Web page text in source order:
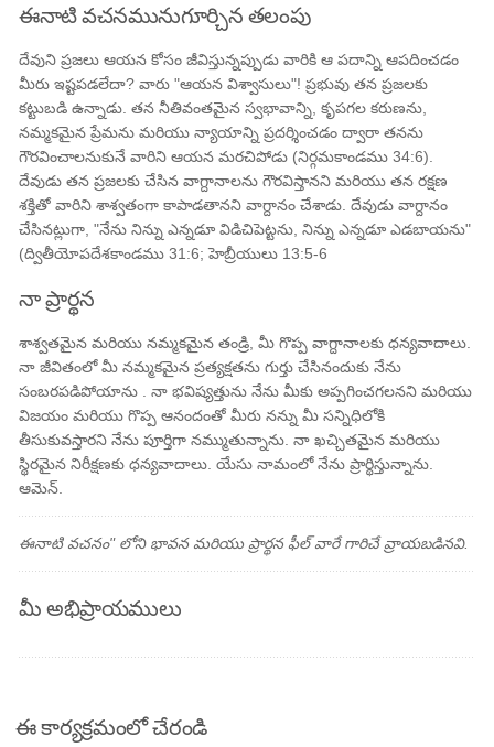
ఈనాటి వచనమునుగూర్చిన తలంపు
దేవుని ప్రజలు ఆయన కోసం జీవిస్తున్నప్పుడు వారికి ఆ పదాన్ని ఆపదించడం
మీరు ఇష్టపడలేదా? వారు "ఆయన విశ్వాసులు"! ప్రభువు తన ప్రజలకు
కట్టుబడి ఉన్నాడు. తన నీతివంతమైన స్వభావాన్ని, కృపగల కరుణను,
నమ్మకమైన ప్రేమను మరియు న్యాయాన్ని ప్రదర్శించడం ద్వారా తనను
గౌరవించాలనుకునే వారిని ఆయన మరచిపోడు (నిర్గమకాండము 34:6).
దేవుడు తన ప్రజలకు చేసిన వాగ్దానాలను గౌరవిస్తానని మరియు తన రక్షణ
శక్తితో వారిని శాశ్వతంగా కాపాడతానని వాగ్దానం చేశాడు. దేవుడు వాగ్దానం
చేసినట్లుగా, "నేను నిన్ను ఎన్నడూ విడిచిపెట్టను, నిన్ను ఎన్నడూ ఎడబాయను"
(ద్వితీయోపదేశకాండము 31:6; హెబ్రీయులు 13:5-6
నా ప్రార్థన
శాశ్వతమైన మరియు నమ్మకమైన తండ్రి, మీ గొప్ప వాగ్దానాలకు ధన్యవాదాలు.
నా జీవితంలో మీ నమ్మకమైన ప్రత్యక్షతను గుర్తు చేసినందుకు నేను
సంబరపడిపోయాను . నా భవిష్యత్తును నేను మీకు అప్పగించగలనని మరియు
విజయం మరియు గొప్ప ఆనందంతో మీరు నన్ను మీ సన్నిధిలోకి
తీసుకువస్తారని నేను పూర్తిగా నమ్ముతున్నాను. నా ఖచ్చితమైన మరియు
స్థిరమైన నిరీక్షణకు ధన్యవాదాలు. యేసు నామంలో నేను ప్రార్థిస్తున్నాను.
ఆమెన్.
ఈనాటి వచనం" లోని భావన మరియు ప్రార్థన ఫీల్ వారే గారిచే వ్రాయబడినవి.
మీ అభిప్రాయములు
ఈ కార్యక్రమంలో చేరండి